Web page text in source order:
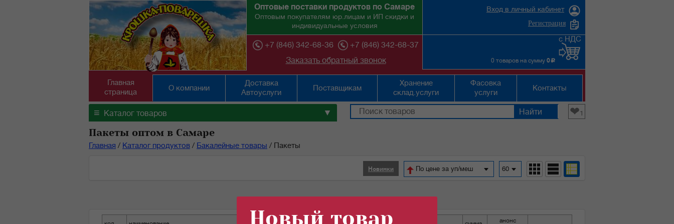
Оптовые поставки продуктов по Самаре
Оптовым покупателям юр.лицам и ИП скидки и
индивидуальные условия
+7 (846) 342-68-36
+7 (846) 342-68-37
Заказать обратный звонок
Вход в личный кабинет
Регистрация
0 товаров на сумму 0 c
с НДС
Главная
страница
О компании
Доставка
Автоуслуги
Поставщикам
Хранение
склад.услуги
Фасовка
услуги
Контакты
≡ Каталог товаров ▼ ❤1
Пакеты оптом в Самаре
Главная / Каталог продуктов / Бакалейные товары / Пакеты
60
По цене за уп/меш
Новинки
анонс